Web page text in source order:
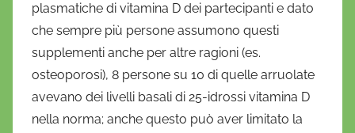
plasmatiche di vitamina D dei partecipanti e dato
che sempre più persone assumono questi
supplementi anche per altre ragioni (es.
osteoporosi), 8 persone su 10 di quelle arruolate
avevano dei livelli basali di 25-idrossi vitamina D
nella norma; anche questo può aver limitato la